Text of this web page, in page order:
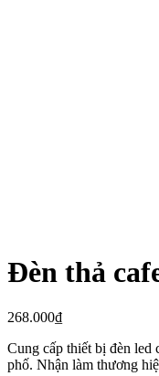
Đèn thả
268.000₫
Cung cấp thiết bị đèn led
phố. Nhận làm thương